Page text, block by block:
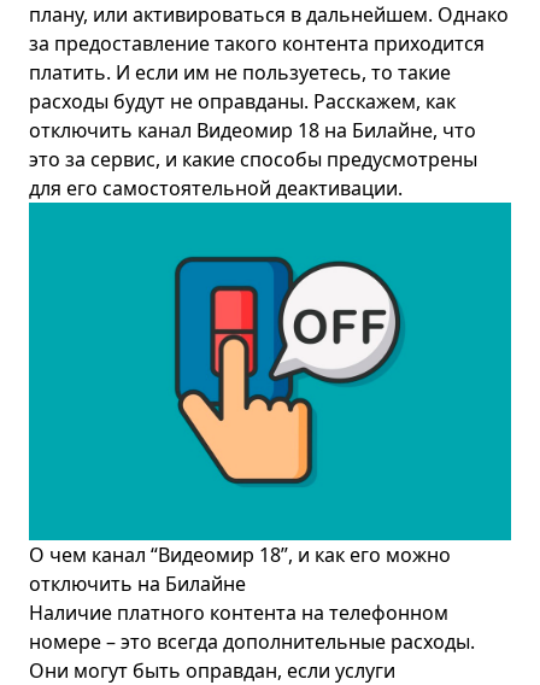
плану, или активироваться в дальнейшем. Однако
за предоставление такого контента приходится
платить. И если им не пользуетесь, то такие
расходы будут не оправданы. Расскажем, как
отключить канал Видеомир 18 на Билайне, что
это за сервис, и какие способы предусмотрены
для его самостоятельной деактивации.
О чем канал “Видеомир 18”, и как его можно
отключить на Билайне
Наличие платного контента на телефонном
номере – это всегда дополнительные расходы.
Они могут быть оправдан, если услуги